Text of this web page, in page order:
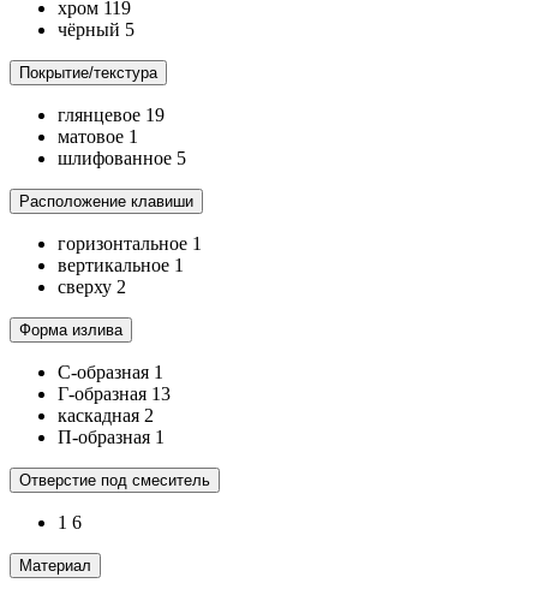
хром 119
чёрный 5
Покрытие/текстура
глянцевое 19
матовое 1
шлифованное 5
Расположение клавиши
горизонтальное 1
вертикальное 1
сверху 2
Форма излива
C-образная 1
Г-образная 13
каскадная 2
П-образная 1
Отверстие под смеситель
1 6
Материал